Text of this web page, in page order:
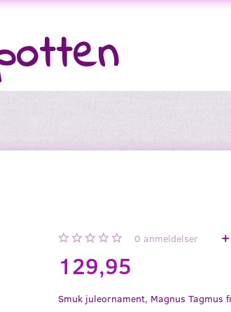
0 anmeldelser
129,95
Smuk juleornament, Magnus Tagmus